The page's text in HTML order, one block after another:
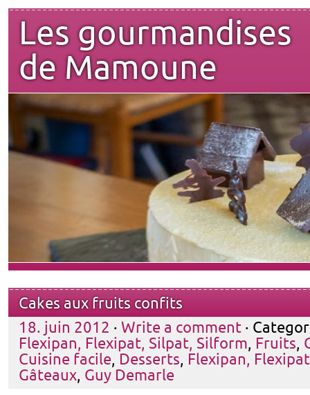
Les gourmandises
de Mamoune
Cakes aux fruits confits
18. juin 2012 · Write a comment ·
Flexipan, Flexipat, Silpat, Silform, Fruits,
Cuisine facile, Desserts, Flexipan,
Gâteaux, Guy Demarle